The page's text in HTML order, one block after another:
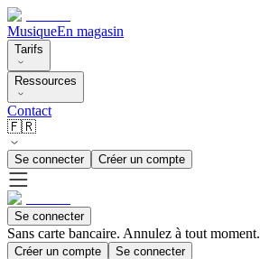
MusiqueEn magasin
Tarifs
Ressources
Contact
🇫🇷
Se connecter Créer un compte
Se connecter
Sans carte bancaire. Annulez à tout moment.
Créer un compte Se connecter